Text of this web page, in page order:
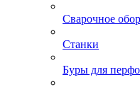
Сварочное
Станки
Буры для